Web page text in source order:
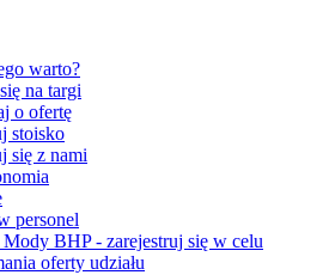
warto?
na targi
o ofertę
stoisko
się z nami
personel
Mody BHP - zarejestruj się w celu
oferty udziału